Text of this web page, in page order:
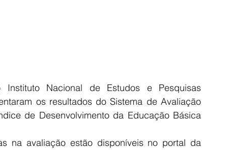
Nacional de Estudos e Pesquisas
os resultados do Sistema de Avaliação
de Desenvolvimento da Educação Básica
na avaliação estão disponíveis no portal da